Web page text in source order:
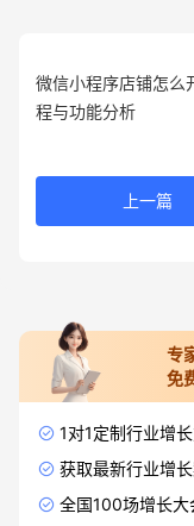
微信小程序店铺怎么
程与功能分析
上一篇
专
免
1对1定制行业增
获取最新行业增
全国100场增长大